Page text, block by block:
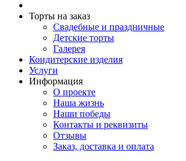
Торты на заказ
Свадебные и праздничные
Детские торты
Галерея
Кондитерские изделия
Услуги
Информация
О проекте
Наша жизнь
Наши победы
Контакты и реквизиты
Отзывы
Заказ, доставка и оплата